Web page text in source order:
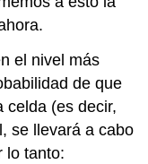
el nivel más
de que
celda (es decir,
se llevará a cabo
lo tanto: